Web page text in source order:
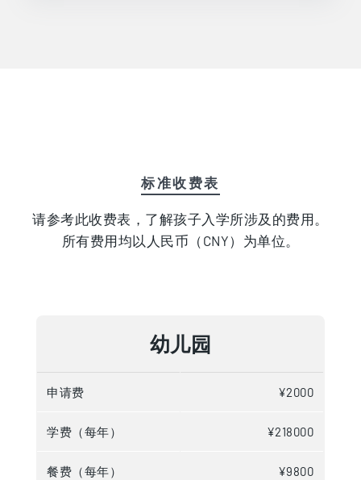
标准收费表
请参考此收费表，了解孩子入学所涉及的费用。
所有费用均以人民币（CNY）为单位。
幼儿园
申请费 ¥2000
学费（每年） ¥218000
餐费（每年） ¥9800